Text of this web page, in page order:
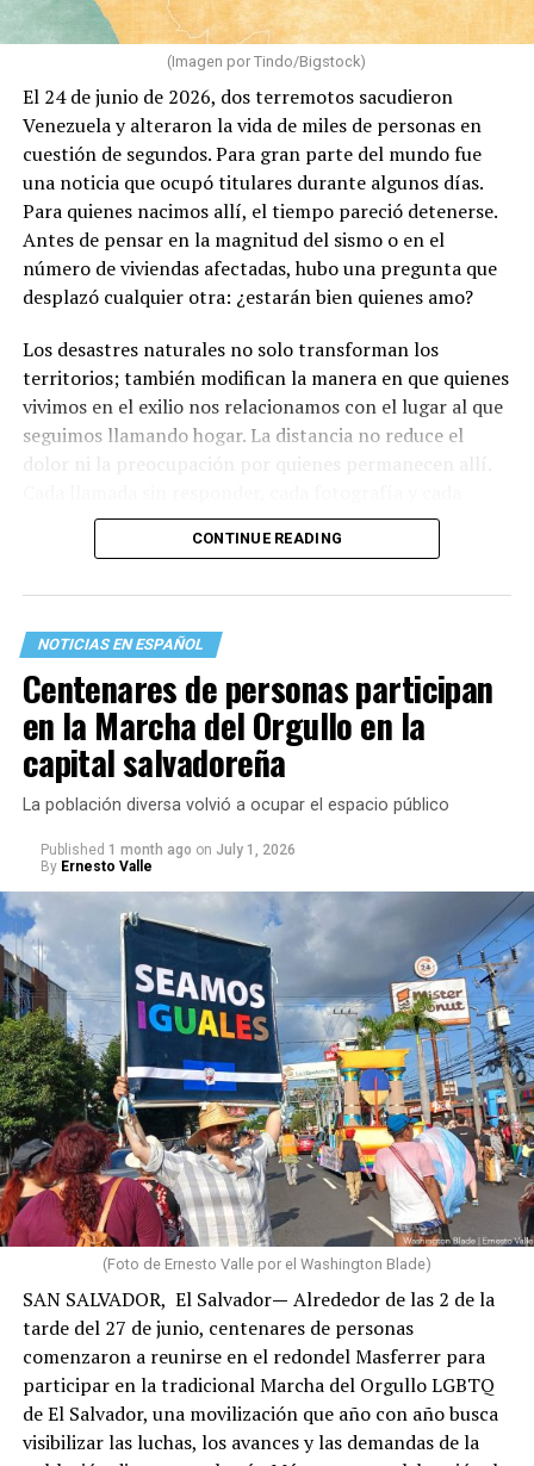
(Imagen por Tindo/Bigstock)
El 24 de junio de 2026, dos terremotos sacudieron
Venezuela y alteraron la vida de miles de personas en
cuestión de segundos. Para gran parte del mundo fue
una noticia que ocupó titulares durante algunos días.
Para quienes nacimos allí, el tiempo pareció detenerse.
Antes de pensar en la magnitud del sismo o en el
número de viviendas afectadas, hubo una pregunta que
desplazó cualquier otra: ¿estarán bien quienes amo?
Los desastres naturales no solo transforman los
territorios; también modifican la manera en que quienes
vivimos en el exilio nos relacionamos con el lugar al que
seguimos llamando hogar. La distancia no reduce el
dolor ni la preocupación por quienes permanecen allí.
mensaje recuerdan que existen vínculos que sobreviven
a las fronteras, al tiempo y a la propia migración.
Lo primero que hice fue llamar a mi familia en La Guaira.
Durante esos minutos comprendí, una vez más, que
también existen terremotos que se sienten desde el
exilio. La incertidumbre crece con cada llamada que no
entra y con cada mensaje que permanece sin respuesta.
Cuando finalmente logré comunicarme, confirmé que
familiares y personas cercanas habían perdido sus
hogares, que distintas zonas de La Guaira enfrentaban
graves afectaciones y que comunidades como Carayaca,
El Junko y otros sectores del oeste del estado también
sufrían las consecuencias de los terremotos. Aunque
algunas de estas localidades registraron daños
estructurales de menor magnitud que las zonas más
devastadas, sus habitantes también vieron alterada su
vida cotidiana por la interrupción de servicios, las
dificultades de acceso y la profunda interdependencia
social, económica y comunitaria que caracteriza a La
Guaira.
CONTINUE READING
NOTICIAS EN ESPAÑOL
Centenares de personas participan
en la Marcha del Orgullo en la
capital salvadoreña
La población diversa volvió a ocupar el espacio público
Published 1 month ago on July 1, 2026
By Ernesto Valle
(Foto de Ernesto Valle por el Washington Blade)
SAN SALVADOR, El Salvador— Alrededor de las 2 de la
tarde del 27 de junio, centenares de personas
comenzaron a reunirse en el redondel Masferrer para
participar en la tradicional Marcha del Orgullo LGBTQ
de El Salvador, una movilización que año con año busca
visibilizar las luchas, los avances y las demandas de la